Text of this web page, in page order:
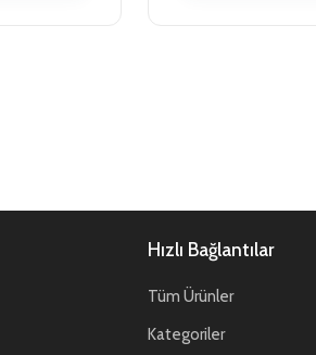
Hızlı Bağlantılar
Tüm Ürünler
Kategoriler